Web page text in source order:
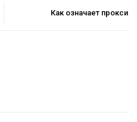
Как означает прокси